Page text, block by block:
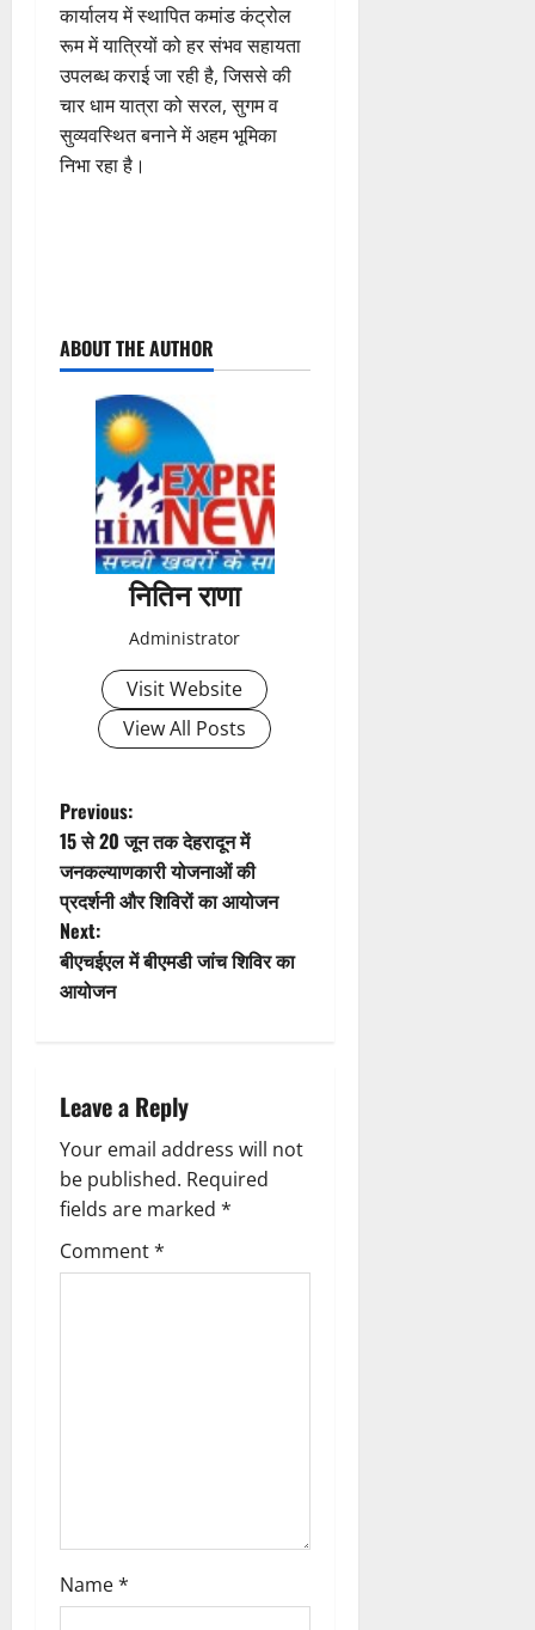
कार्यालय में स्थापित कमांड कंट्रोल
रूम में यात्रियों को हर संभव सहायता
उपलब्ध कराई जा रही है, जिससे की
चार धाम यात्रा को सरल, सुगम व
सुव्यवस्थित बनाने में अहम भूमिका
निभा रहा है।
o
t
i
o
n
ABOUT THE AUTHOR
नितिन राणा
Administrator
Visit Website
View All Posts
P
o
s
t
v
i
g
a
Previous:
15 से 20 जून तक देहरादून में
जनकल्याणकारी योजनाओं की
प्रदर्शनी और शिविरों का आयोजन
Next:
बीएचईएल में बीएमडी जांच शिविर का
आयोजन
Leave a Reply
Your email address will not
be published. Required
fields are marked *
Comment*
Name*